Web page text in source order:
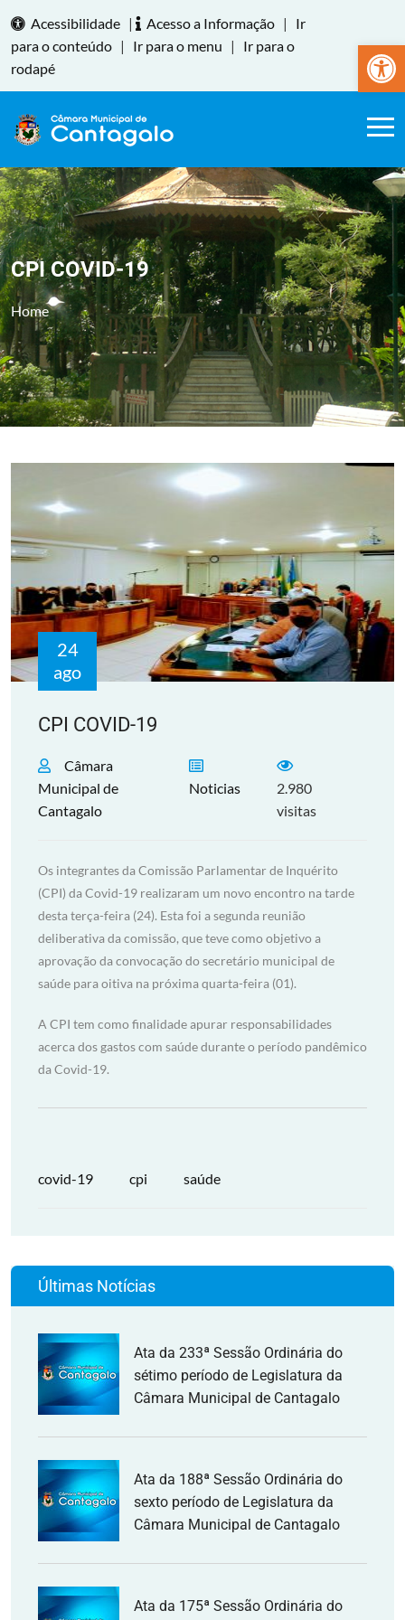
Abrir
Acessibilidade | Acesso a Informação |
Ir
para o conteúdo | Ir para o menu |
Ir para o
rodapé
CPI COVID-19
Home
24
ago
CPI COVID-19
Câmara
Municipal de
Cantagalo
Noticias
2.980
visitas
Os integrantes da Comissão Parlamentar de Inquérito
(CPI) da Covid-19 realizaram um novo encontro na tarde
desta terça-feira (24). Esta foi a segunda reunião
deliberativa da comissão, que teve como objetivo a
aprovação da convocação do secretário municipal de
saúde para oitiva na próxima quarta-feira (01).
A CPI tem como finalidade apurar responsabilidades
acerca dos gastos com saúde durante o período pandêmico
da Covid-19.
covid-19 cpi saúde
Últimas Notícias
Ata da 233ª Sessão Ordinária do
sétimo período de Legislatura da
Câmara Municipal de Cantagalo
Ata da 188ª Sessão Ordinária do
sexto período de Legislatura da
Câmara Municipal de Cantagalo
Ata da 175ª Sessão Ordinária do